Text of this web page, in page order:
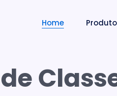
Home